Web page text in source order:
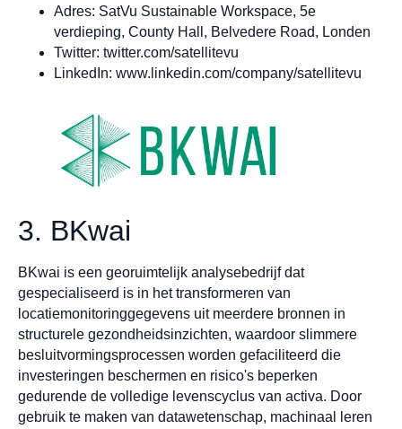
Adres: SatVu Sustainable Workspace, 5e
verdieping, County Hall, Belvedere Road, Londen
Twitter: twitter.com/satellitevu
LinkedIn: www.linkedin.com/company/satellitevu
3. BKwai
BKwai is een georuimtelijk analysebedrijf dat
gespecialiseerd is in het transformeren van
locatiemonitoringgegevens uit meerdere bronnen in
structurele gezondheidsinzichten, waardoor slimmere
besluitvormingsprocessen worden gefaciliteerd die
investeringen beschermen en risico's beperken
gedurende de volledige levenscyclus van activa. Door
gebruik te maken van datawetenschap, machinaal leren